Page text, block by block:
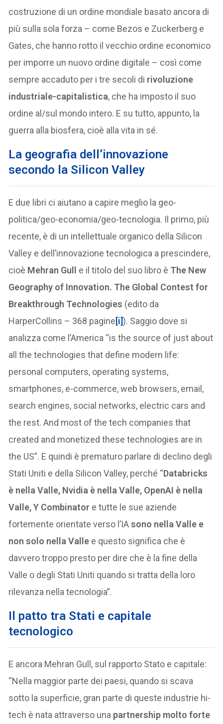
costruzione di un ordine mondiale basato ancora di
più sulla sola forza – come Bezos e Zuckerberg e
Gates, che hanno rotto il vecchio ordine economico
per imporre un nuovo ordine digitale – così come
sempre accaduto per i tre secoli di rivoluzione
industriale-capitalistica, che ha imposto il suo
ordine al/sul mondo intero. E su tutto, appunto, la
guerra alla biosfera, cioè alla vita in sé.
La geografia dell’innovazione
secondo la Silicon Valley
E due libri ci aiutano a capire meglio la geo-
politica/geo-economia/geo-tecnologia. Il primo, più
recente, è di un intellettuale organico della Silicon
Valley e dell’innovazione tecnologica a prescindere,
cioè Mehran Gull e il titolo del suo libro è The New
Geography of Innovation. The Global Contest for
Breakthrough Technologies (edito da
HarperCollins – 368 pagine[i]). Saggio dove si
analizza come l’America “is the source of just about
all the technologies that define modern life:
personal computers, operating systems,
smartphones, e-commerce, web browsers, email,
search engines, social networks, electric cars and
the rest. And most of the tech companies that
created and monetized these technologies are in
the US”. E quindi è prematuro parlare di declino degli
Stati Uniti e della Silicon Valley, perché “Databricks
è nella Valle, Nvidia è nella Valle, OpenAI è nella
Valle, Y Combinator e tutte le sue aziende
fortemente orientate verso l’IAsono nella Valle e
non solo nella Valle e questo significa che è
davvero troppo presto per dire che è la fine della
Valle o degli Stati Uniti quando si tratta della loro
rilevanza nella tecnologia”.
Il patto tra Stati e capitale
tecnologico
E ancora Mehran Gull, sul rapporto Stato e capitale:
“Nella maggior parte dei paesi, quando si scava
sotto la superficie, gran parte di queste industrie hi-
tech è nata attraverso una partnership molto forte